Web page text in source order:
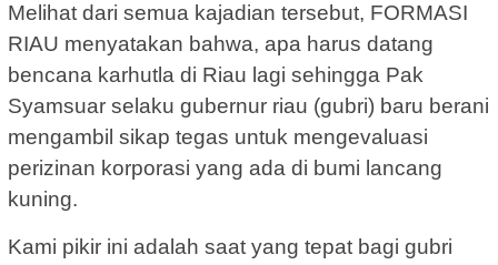
Melihat dari semua kajadian tersebut, FORMASI
RIAU menyatakan bahwa, apa harus datang
bencana karhutla di Riau lagi sehingga Pak
Syamsuar selaku gubernur riau (gubri) baru berani
mengambil sikap tegas untuk mengevaluasi
perizinan korporasi yang ada di bumi lancang
kuning.
Kami pikir ini adalah saat yang tepat bagi gubri